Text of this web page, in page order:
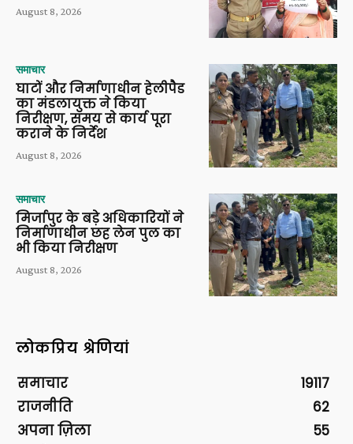
August 8, 2026
समाचार
घाटों और निर्माणाधीन हेलीपैड
का मंडलायुक्त ने किया
निरीक्षण, समय से कार्य पूरा
कराने के निर्देश
August 8, 2026
समाचार
मिर्जापुर के बड़े अधिकारियों ने
निर्माणाधीन छह लेन पुल का
भी किया निरीक्षण
August 8, 2026
लोकप्रिय श्रेणियां
समाचार
19117
राजनीति
62
अपना ज़िला
55